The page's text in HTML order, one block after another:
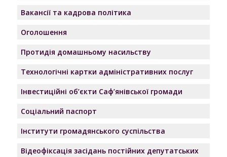
Вакансії та кадрова політика
Оголошення
Протидія домашньому насильству
Технологічні картки адміністративних послуг
Інвестиційні об’єкти Саф’янівської громади
Соціальний паспорт
Інститути громадянського суспільства
Відеофіксація засідань постійних депутатських